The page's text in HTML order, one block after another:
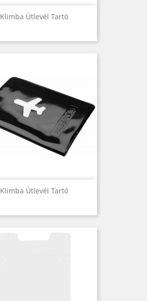
Klimba Útlevél Tartó
Klimba Útlevél Tartó